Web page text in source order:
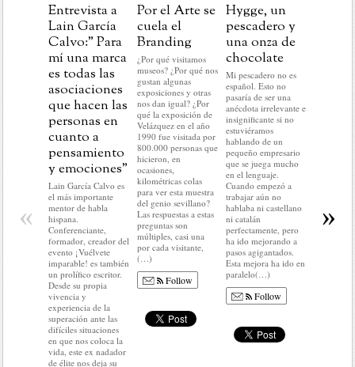
Entrevista a
Lain García
Calvo:” Para
mí una marca
es todas las
asociaciones
que hacen las
personas en
cuanto a
pensamiento
y emociones”
Lain García Calvo es
el más importante
mentor de habla
hispana.
Conferenciante,
formador, creador del
evento ¡Vuélvete
imparable! es también
un prolífico escritor.
Desde su propia
vivencia y
experiencia de la
superación ante las
difíciles situaciones
en que nos coloca la
vida, este ex nadador
de élite nos deja su
Por el Arte se
cuela el
Branding
¿Por qué visitamos
museos? ¿Por qué nos
gustan algunas
exposiciones y otras
nos dan igual? ¿Por
qué la exposición de
Velázquez en el año
1990 fue visitada por
800.000 personas que
hicieron, en
ocasiones,
kilométricas colas
para ver esta muestra
del genio sevillano?
Las respuestas a estas
preguntas son
múltiples, casi una
por cada visitante,
(…)
Follow
Hygge, un
pescadero y
una onza de
chocolate
Mi pescadero no es
español. Esto no
pasaría de ser una
anécdota irrelevante e
insignificante si no
estuviéramos
hablando de un
pequeño empresario
que se juega mucho
en el lenguaje.
Cuando empezó a
trabajar aún no
hablaba ni castellano
ni catalán
perfectamente, pero
ha ido mejorando a
pasos agigantados.
Esta mejora ha ido en
paralelo(…)
Follow
llegar.
no voy a
« »